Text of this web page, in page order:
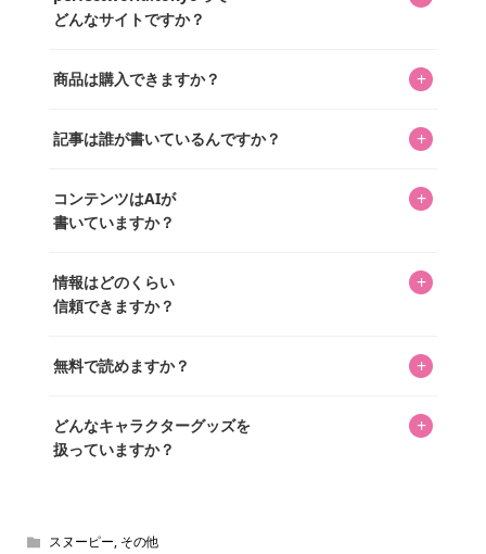
どんなサイトですか？
ってもらうニュースサイトです。運営はキャラグッズコレ
を中心に行われており、私たちは実際に40,000種のキャラグ
商品は購入できますか？ +
「perfectworld.shop」で、ほとんど全てのアイテムを購
があり、そこからジャンプできます。
記事は誰が書いているんですか？ +
ています。記事内の99%を超えるほぼすべての写真も、1枚
ずつ心を込めて自分たちで撮影したものです。さらに、10
ッズを収集し、月に1,000点の新商品を選定・購入する編集
長KOSが全記事を監修しています。
コンテンツはAIが
書いていますか？
+
書いています。AIは使用していません。編集長KOSが最終確
認を行い、手動で更新しています。
情報はどのくらい
信頼できますか？
+
いをお届けすることは保証します。なお、記事内に価格は
め、正確な情報をお伝えできないからです。
無料で読めますか？ +
どんなキャラクターグッズを
扱っていますか？
+
ん！200種以上のトレンディなキャラクターやアニメキャラ
スヌーピー, その他